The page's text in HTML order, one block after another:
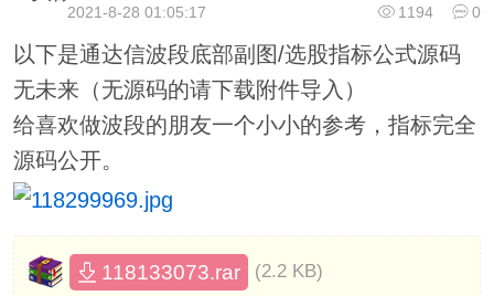
1194
0
2021-8-28 01:05:17
以下是通达信波段底部副图/选股指标公式源码
无未来（无源码的请下载附件导入）
给喜欢做波段的朋友一个小小的参考，指标完全
源码公开。
118133073.rar
(2.2 KB)